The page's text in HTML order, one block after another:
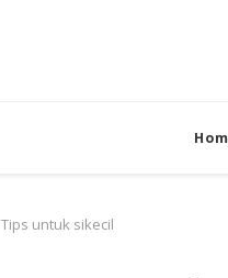
Tips untuk sikecil